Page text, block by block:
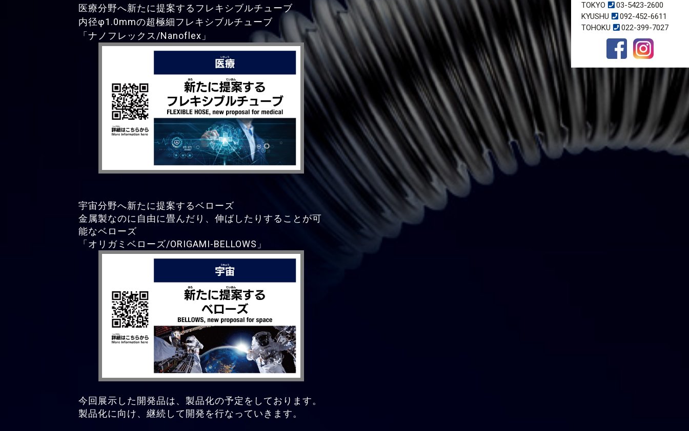
TOKYO
03-5423-2600
KYUSHU
092-452-6611
TOHOKU
022-399-7027
医療分野へ新たに提案するフレキシブルチューブ
内径φ1.0mmの超極細フレキシブルチューブ
「ナノフレックス/Nanoflex」
宇宙分野へ新たに提案するベローズ
金属製なのに自由に畳んだり、伸ばしたりすることが可
能なベローズ
「オリガミベローズ/ORIGAMI-BELLOWS」
今回展示した開発品は、製品化の予定をしております。
製品化に向け、継続して開発を行なっていきます。